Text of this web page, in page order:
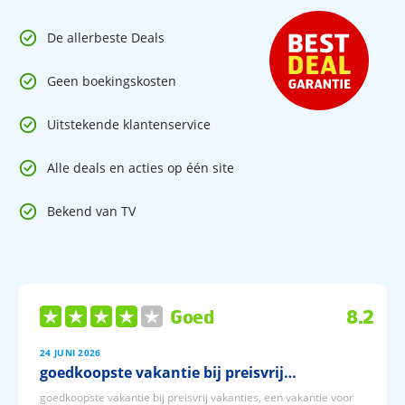
In de buurt van winkels- en uitgaansgelegenheden
Goed om te weten: tussen 28 mei en 3 juni 2024 zijn 2 van
de 4 zwembaden gesloten voor renovatie.
De allerbeste Deals
Geen boekingskosten
Uitstekende klantenservice
Alle deals en acties op één site
Bekend van TV
Goed 8.2
24 JUNI 2026
goedkoopste vakantie bij preisvrij…
goedkoopste vakantie bij preisvrij vakanties, een vakantie voor